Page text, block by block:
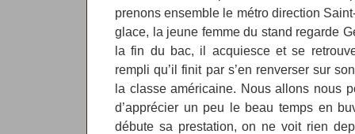
prenons ensemble le métro direction
glace, la jeune femme du stand regarde
la fin du bac, il acquiesce et se
rempli qu’il finit par s’en renverser sur
la classe américaine. Nous allons nous
d’apprécier un peu le beau temps en
débute sa prestation, on ne voit rien